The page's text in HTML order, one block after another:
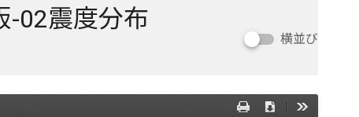
-02震度分布
横並び